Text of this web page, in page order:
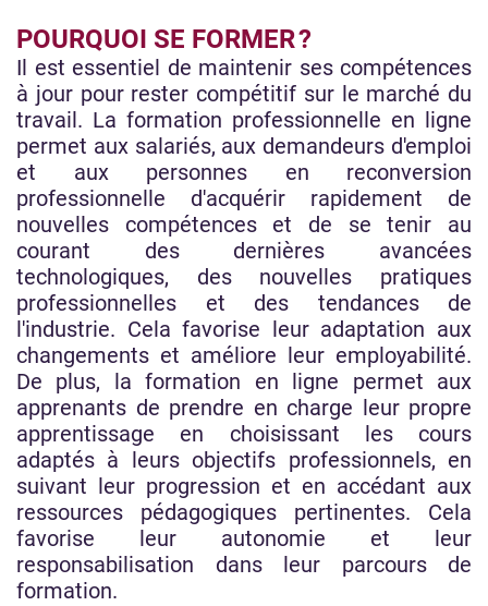
POURQUOI SE FORMER ?
Il est essentiel de maintenir ses compétences
à jour pour rester compétitif sur le marché du
travail. La formation professionnelle en ligne
permet aux salariés, aux demandeurs d'emploi
et aux personnes en reconversion
professionnelle d'acquérir rapidement de
nouvelles compétences et de se tenir au
courant des dernières avancées
technologiques, des nouvelles pratiques
professionnelles et des tendances de
l'industrie. Cela favorise leur adaptation aux
changements et améliore leur employabilité.
De plus, la formation en ligne permet aux
apprenants de prendre en charge leur propre
apprentissage en choisissant les cours
adaptés à leurs objectifs professionnels, en
suivant leur progression et en accédant aux
ressources pédagogiques pertinentes. Cela
favorise leur autonomie et leur
responsabilisation dans leur parcours de
formation.